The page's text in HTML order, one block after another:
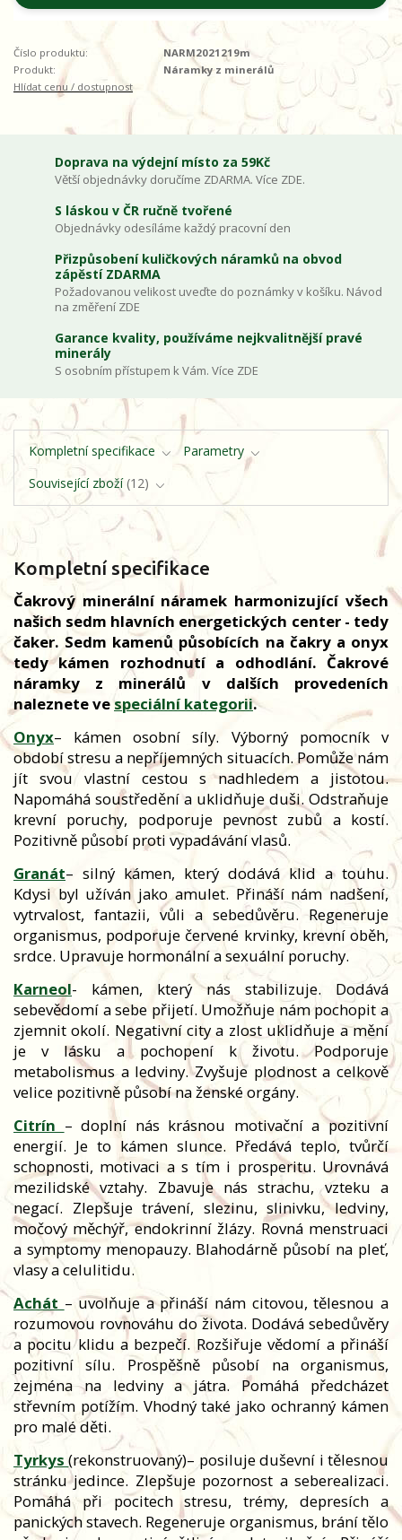
Číslo produktu:
NARM2021219m
Produkt:
Náramky z minerálů
Hlídat cenu / dostupnost
Doprava na výdejní místo za 59Kč
Větší objednávky doručíme ZDARMA. Více ZDE.
S láskou v ČR ručně tvořené
Objednávky odesíláme každý pracovní den
Přizpůsobení kuličkových náramků na obvod
zápěstí ZDARMA
Požadovanou velikost uveďte do poznámky v košíku. Návod
na změření ZDE
Garance kvality, používáme nejkvalitnější pravé
minerály
S osobním přístupem k Vám. Více ZDE
Kompletní specifikace
Parametry
Související zboží 12
Kompletní specifikace
Čakrový minerální náramek harmonizující všech
našich sedm hlavních energetických center - tedy
čaker. Sedm kamenů působících na čakry a onyx
tedy kámen rozhodnutí a odhodlání. Čakrové
náramky z minerálů v dalších provedeních
naleznete vespeciální kategorii.
Onyx– kámen osobní síly. Výborný pomocník v
období stresu a nepříjemných situacích. Pomůže nám
jít svou vlastní cestou s nadhledem a jistotou.
Napomáhá soustředění a uklidňuje duši. Odstraňuje
krevní poruchy, podporuje pevnost zubů a kostí.
Pozitivně působí proti vypadávání vlasů.
Granát– silný kámen, který dodává klid a touhu.
Kdysi byl užíván jako amulet. Přináší nám nadšení,
vytrvalost, fantazii, vůli a sebedůvěru. Regeneruje
organismus, podporuje červené krvinky, krevní oběh,
srdce. Upravuje hormonální a sexuální poruchy.
Karneol- kámen, který nás stabilizuje. Dodává
sebevědomí a sebe přijetí. Umožňuje nám pochopit a
zjemnit okolí. Negativní city a zlost uklidňuje a mění
je v lásku a pochopení k životu. Podporuje
metabolismus a ledviny. Zvyšuje plodnost a celkově
velice pozitivně působí na ženské orgány.
Citrín – doplní nás krásnou motivační a pozitivní
energií. Je to kámen slunce. Předává teplo, tvůrčí
schopnosti, motivaci a s tím i prosperitu. Urovnává
mezilidské vztahy. Zbavuje nás strachu, vzteku a
negací. Zlepšuje trávení, slezinu, slinivku, ledviny,
močový měchýř, endokrinní žlázy. Rovná menstruaci
a symptomy menopauzy. Blahodárně působí na pleť,
vlasy a celulitidu.
Achát – uvolňuje a přináší nám citovou, tělesnou a
rozumovou rovnováhu do života. Dodává sebedůvěry
a pocitu klidu a bezpečí. Rozšiřuje vědomí a přináší
pozitivní sílu. Prospěšně působí na organismus,
zejména na ledviny a játra. Pomáhá předcházet
střevním potížím. Vhodný také jako ochranný kámen
pro malé děti.
Tyrkys(rekonstruovaný)– posiluje duševní i tělesnou
stránku jedince. Zlepšuje pozornost a seberealizaci.
Pomáhá při pocitech stresu, trémy, depresích a
panických stavech. Regeneruje organismus, brání tělo